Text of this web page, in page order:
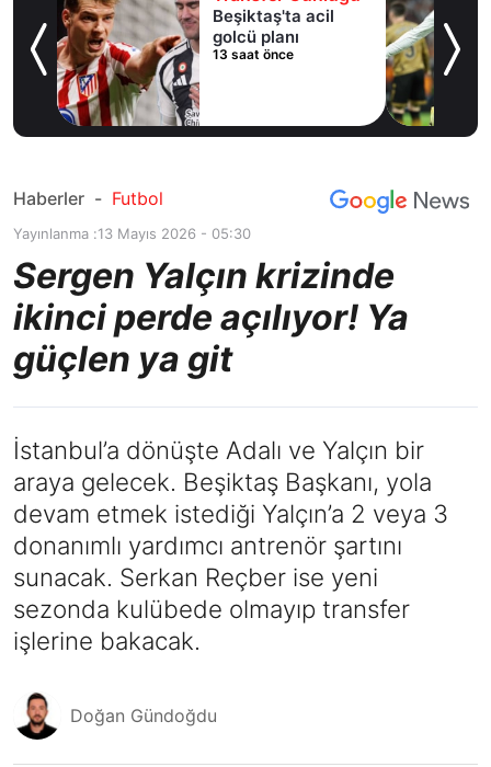
Beşiktaş'ta acil
golcü planı
13 saat önce
Haberler - Futbol
Yayınlanma :13 Mayıs 2026 - 05:30
Sergen Yalçın krizinde
ikinci perde açılıyor! Ya
güçlen ya git
İstanbul’a dönüşte Adalı ve Yalçın bir
araya gelecek. Beşiktaş Başkanı, yola
devam etmek istediği Yalçın’a 2 veya 3
donanımlı yardımcı antrenör şartını
sunacak. Serkan Reçber ise yeni
sezonda kulübede olmayıp transfer
işlerine bakacak.
Doğan Gündoğdu